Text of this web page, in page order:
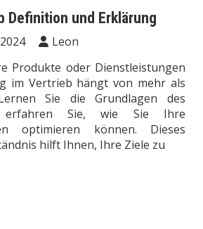
Definition und Erklärung
Leon
Produkte oder Dienstleistungen
im Vertrieb hängt von mehr als
Sie die Grundlagen des
erfahren Sie, wie Sie Ihre
optimieren können. Dieses
hilft Ihnen, Ihre Ziele zu